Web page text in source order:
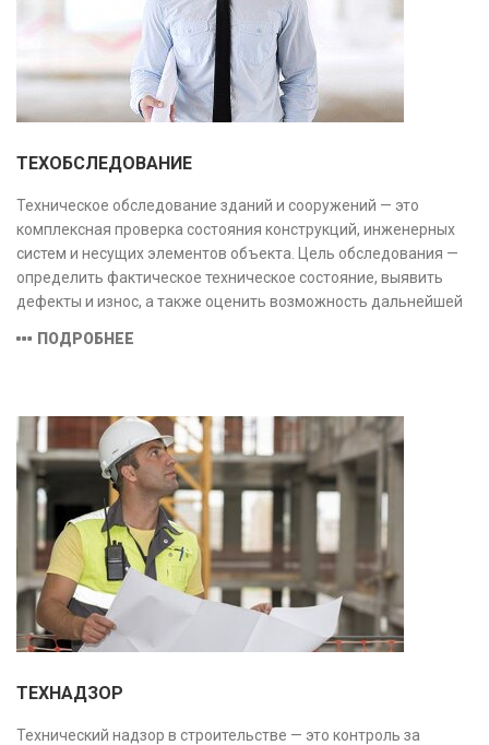
ТЕХОБСЛЕДОВАНИЕ
Техническое обследование зданий и сооружений — это
комплексная проверка состояния конструкций, инженерных
систем и несущих элементов объекта. Цель обследования —
определить фактическое техническое состояние, выявить
дефекты и износ, а также оценить возможность дальнейшей
ПОДРОБНЕЕ
ТЕХНАДЗОР
Технический надзор в строительстве — это контроль за